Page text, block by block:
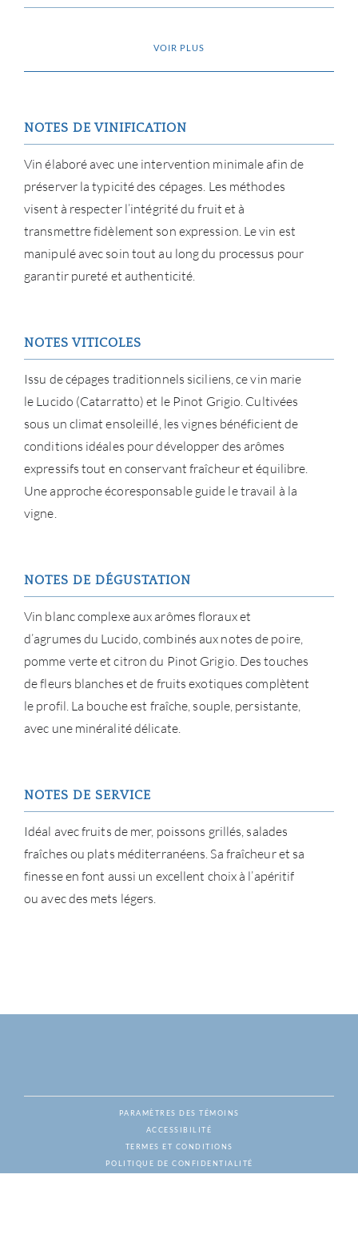
À
VOIR PLUS
NOTES DE VINIFICATION
Vin élaboré avec une intervention minimale afin de
préserver la typicité des cépages. Les méthodes
visent à respecter l’intégrité du fruit et à
transmettre fidèlement son expression. Le vin est
manipulé avec soin tout au long du processus pour
garantir pureté et authenticité.
NOTES VITICOLES
Issu de cépages traditionnels siciliens, ce vin marie
le Lucido (Catarratto) et le Pinot Grigio. Cultivées
sous un climat ensoleillé, les vignes bénéficient de
conditions idéales pour développer des arômes
expressifs tout en conservant fraîcheur et équilibre.
Une approche écoresponsable guide le travail à la
vigne.
NOTES DE DÉGUSTATION
Vin blanc complexe aux arômes floraux et
d’agrumes du Lucido, combinés aux notes de poire,
pomme verte et citron du Pinot Grigio. Des touches
de fleurs blanches et de fruits exotiques complètent
le profil. La bouche est fraîche, souple, persistante,
avec une minéralité délicate.
NOTES DE SERVICE
Idéal avec fruits de mer, poissons grillés, salades
fraîches ou plats méditerranéens. Sa fraîcheur et sa
finesse en font aussi un excellent choix à l’apéritif
ou avec des mets légers.
PARAMÈTRES DES TÉMOINS
ACCESSIBILITÉ
TERMES ET CONDITIONS
POLITIQUE DE CONFIDENTIALITÉ